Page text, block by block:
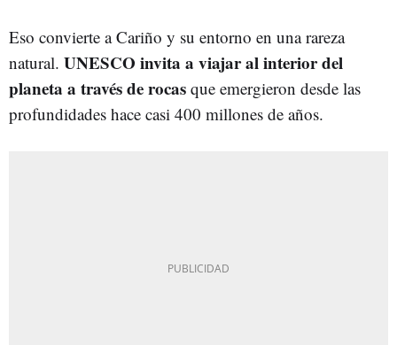
Eso convierte a Cariño y su entorno en una rareza
natural. UNESCO invita a viajar al interior del
planeta a través de rocas que emergieron desde las
profundidades hace casi 400 millones de años.